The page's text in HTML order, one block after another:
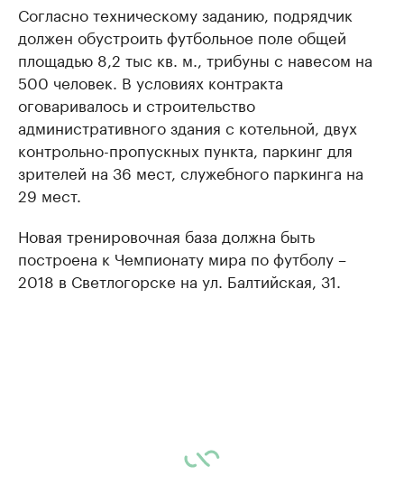
Согласно техническому заданию, подрядчик
должен обустроить футбольное поле общей
площадью 8,2 тыс кв. м., трибуны с навесом на
500 человек. В условиях контракта
оговаривалось и строительство
административного здания с котельной, двух
контрольно-пропускных пункта, паркинг для
зрителей на 36 мест, служебного паркинга на
29 мест.
Новая тренировочная база должна быть
построена к Чемпионату мира по футболу –
2018 в Светлогорске на ул. Балтийская, 31.